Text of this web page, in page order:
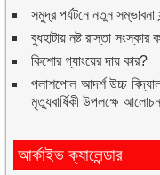
সমুদ্র পর্যটনে নতুন সম্ভাবনা
বুধহাটায় নষ্ট রাস্তা
কিশোর গ্যাংয়ের দায় কার?
পলাশপোল আদর্শ উচ্চ
মৃত্যুবার্ষিকী উপলক্ষে
আর্কাইভ ক্যালেন্ডার